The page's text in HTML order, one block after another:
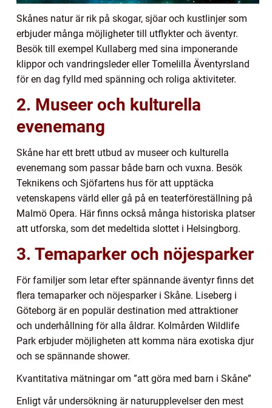
Skånes natur är rik på skogar, sjöar och kustlinjer som
erbjuder många möjligheter till utflykter och äventyr.
Besök till exempel Kullaberg med sina imponerande
klippor och vandringsleder eller Tomelilla Äventyrsland
för en dag fylld med spänning och roliga aktiviteter.
2. Museer och kulturella
evenemang
Skåne har ett brett utbud av museer och kulturella
evenemang som passar både barn och vuxna. Besök
Teknikens och Sjöfartens hus för att upptäcka
vetenskapens värld eller gå på en teaterföreställning på
Malmö Opera. Här finns också många historiska platser
att utforska, som det medeltida slottet i Helsingborg.
3. Temaparker och nöjesparker
För familjer som letar efter spännande äventyr finns det
flera temaparker och nöjesparker i Skåne. Liseberg i
Göteborg är en populär destination med attraktioner
och underhållning för alla åldrar. Kolmården Wildlife
Park erbjuder möjligheten att komma nära exotiska djur
och se spännande shower.
Kvantitativa mätningar om ”att göra med barn i Skåne”
Enligt vår undersökning är naturupplevelser den mest